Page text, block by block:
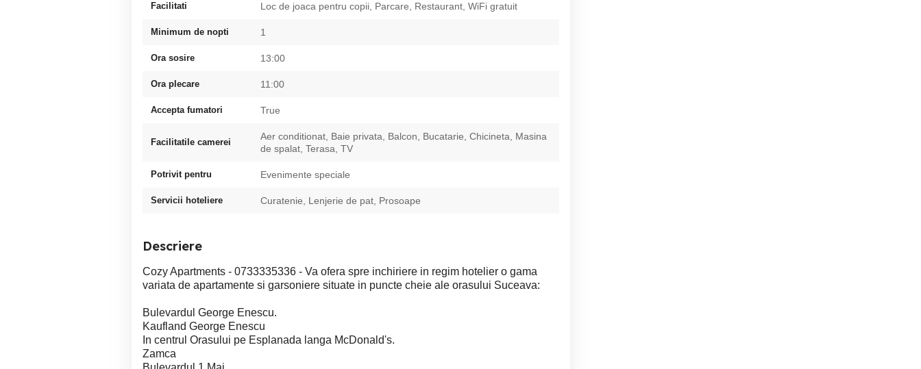
Facilitati Loc de joaca pentru copii, Parcare, Restaurant, WiFi gratuit
Minimum de nopti 1
Ora sosire 13:00
Ora plecare 11:00
Accepta fumatori True
Facilitatile camerei
Aer conditionat, Baie privata, Balcon, Bucatarie, Chicineta, Masina
de spalat, Terasa, TV
Potrivit pentru Evenimente speciale
Servicii hoteliere Curatenie, Lenjerie de pat, Prosoape
Descriere
Cozy Apartments - 0733335336 - Va ofera spre inchiriere in regim hotelier o gama
variata de apartamente si garsoniere situate in puncte cheie ale orasului Suceava:
Bulevardul George Enescu.
Kaufland George Enescu
In centrul Orasului pe Esplanada langa McDonald's.
Zamca